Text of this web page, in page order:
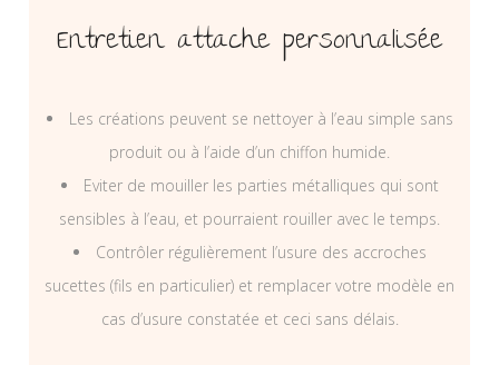
Entretien attache personnalisée
Les créations peuvent se nettoyer à l’eau simple sans
produit ou à l’aide d’un chiffon humide.
Eviter de mouiller les parties métalliques qui sont
sensibles à l’eau, et pourraient rouiller avec le temps.
Contrôler régulièrement l’usure des accroches
sucettes (fils en particulier) et remplacer votre modèle en
cas d’usure constatée et ceci sans délais.